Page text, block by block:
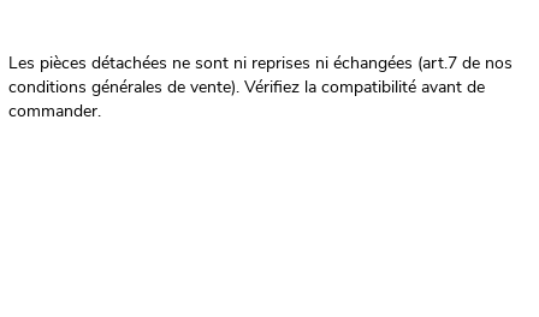
Les pièces détachées ne sont ni reprises ni échangées (art.7 de nos
conditions générales de vente). Vérifiez la compatibilité avant de
commander.